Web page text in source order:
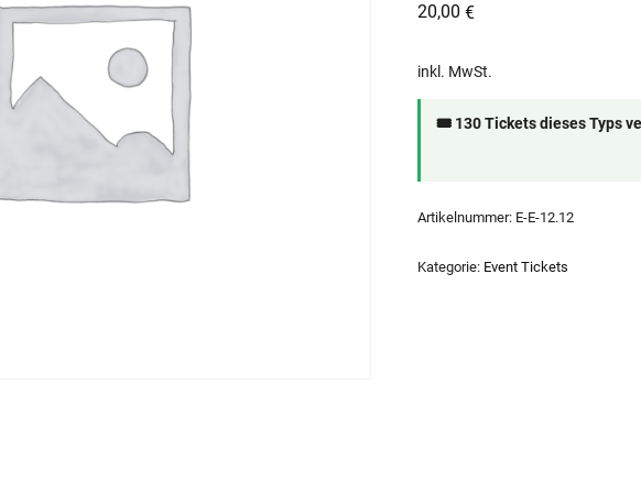
20,00€
inkl. MwSt.
🎟 130 Tickets dieses Typs
Artikelnummer: E-E-12.12
Kategorie: Event Tickets